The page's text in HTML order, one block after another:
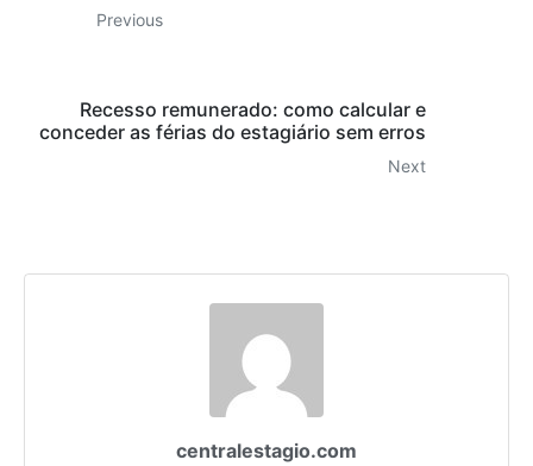
Previous
Recesso remunerado: como calcular e
conceder as férias do estagiário sem erros
Next
centralestagio.com